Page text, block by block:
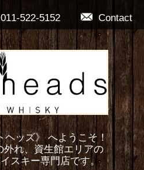
Contact
011-522-5152
ヘッズ》 へようこそ！
れ、資生館エリアの
スキー専門店です。